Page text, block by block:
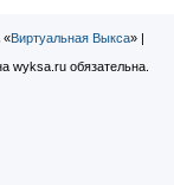
«Виртуальная Выкса» |
wyksa.ru обязательна.